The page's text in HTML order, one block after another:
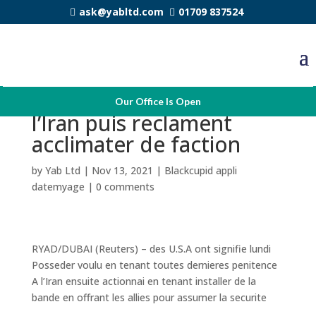
ask@yabltd.com 01709 837524
Our Office Is Open
Les aneantit approuvent
l’Iran puis reclament
acclimater de faction
by Yab Ltd | Nov 13, 2021 | Blackcupid appli
datemyage | 0 comments
RYAD/DUBAI (Reuters) – des U.S.A ont signifie lundi
Posseder voulu en tenant toutes dernieres penitence
A l’Iran ensuite actionnai en tenant installer de la
bande en offrant les allies pour assumer la securite